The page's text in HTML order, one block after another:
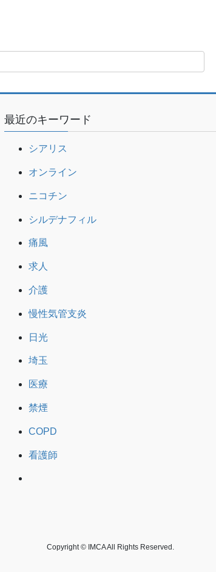
最近のキーワード
シアリス
オンライン
ニコチン
シルデナフィル
痛風
求人
介護
慢性気管支炎
日光
埼玉
医療
禁煙
COPD
看護師
Copyright © IMCA All Rights Reserved.